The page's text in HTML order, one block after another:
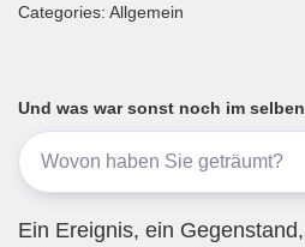
ail c
b
o
o
k
tt
a
m
A
p
p
Categories: Allgemein
Und was war sonst noch im
Ein Ereignis, ein